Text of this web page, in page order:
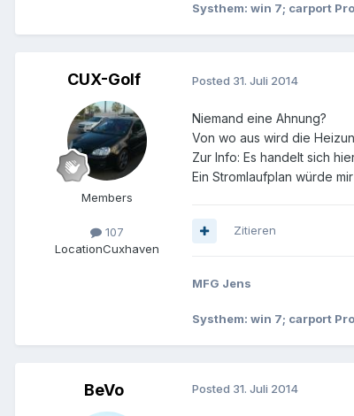
Systhem: win 7; carport
CUX-Golf
Members
107
LocationCuxhaven
Posted 31. Juli 2014
Niemand eine Ahnung?
Von wo aus wird die
Zur Info: Es handelt sich
Ein Stromlaufplan würde
Zitieren
MFG Jens
Systhem: win 7; carport
BeVo Posted 31. Juli 2014